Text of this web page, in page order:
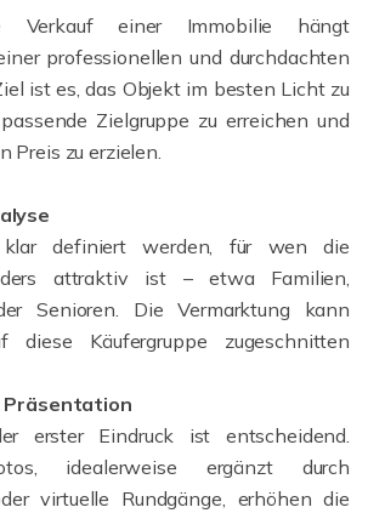
Verkauf einer Immobilie hängt
professionellen und durchdachten
ist es, das Objekt im besten Licht zu
Zielgruppe zu erreichen und
Preis zu erzielen.
klar definiert werden, für wen die
attraktiv ist – etwa Familien,
Senioren. Die Vermarktung kann
Käufergruppe zugeschnitten
Präsentation
erster Eindruck ist entscheidend.
idealerweise ergänzt durch
virtuelle Rundgänge, erhöhen die